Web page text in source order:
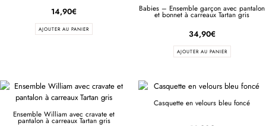
14,90€
AJOUTER AU PANIER
Babies – Ensemble garçon avec pantalon
et bonnet à carreaux Tartan gris
34,90€
AJOUTER AU PANIER
Ensemble William avec cravate et
pantalon à carreaux Tartan gris
Casquette en velours bleu foncé